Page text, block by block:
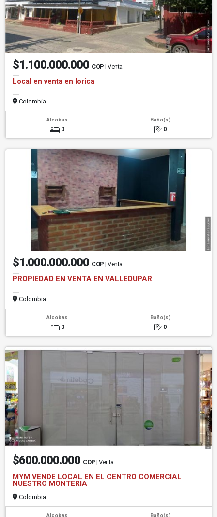
$1.100.000.000 COP | Venta
Local en venta en lorica
Colombia
Alcobas
0
Baño(s)
0
$1.000.000.000 COP | Venta
PROPIEDAD EN VENTA EN VALLEDUPAR
Colombia
Alcobas
0
Baño(s)
0
$600.000.000 COP | Venta
MYM VENDE LOCAL EN EL CENTRO COMERCIAL
NUESTRO MONTERIA
Colombia
Alcobas Baño(s)